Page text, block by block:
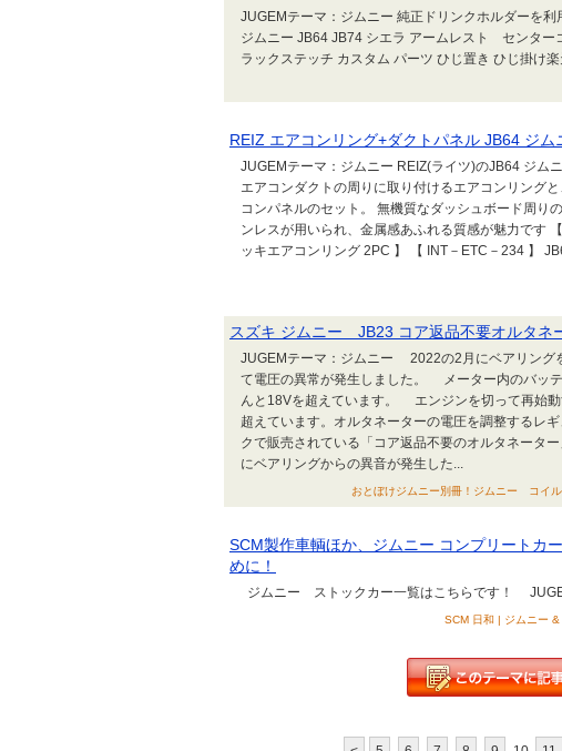
JUGEMテーマ：ジムニー 純正ドリンクホルダーを利
ジムニー JB64 JB74 シエラ アームレスト センタ
ラックステッチ カスタム パーツ ひじ置き ひじ掛け楽
REIZ エアコンリング+ダクトパネル JB64 ジム
JUGEMテーマ：ジムニー REIZ(ライツ)のJB64 ジム
エアコンダクトの周りに取り付けるエアコンリング
コンパネルのセット。 無機質なダッシュボード周り
ンレスが用いられ、金属感あふれる質感が魅力です
ッキエアコンリング 2PC 】 【 INT－ETC－234 】
スズキ ジムニー JB23 コア返品不要オルタネ
JUGEMテーマ：ジムニー 2022の2月にベアリング
て電圧の異常が発生しました。 メーター内のバッ
んと18Vを超えています。 エンジンを切って再始
超えています。オルタネーターの電圧を調整する
クで販売されている「コア返品不要のオルタネータ
にベアリングからの異音が発生した...
おとぼけジムニー別冊！ジムニー コ
SCM製作車輌ほか、ジムニー コンプリートカ
めに！
ジムニー ストックカー一覧はこちらです！
SCM 日和 | ジムニー